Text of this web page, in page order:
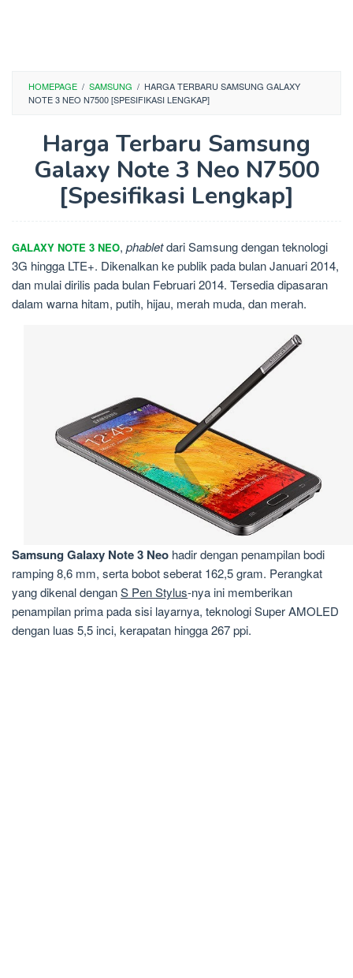
HOMEPAGE / SAMSUNG / HARGA TERBARU SAMSUNG GALAXY
NOTE 3 NEO N7500 [SPESIFIKASI LENGKAP]
Harga Terbaru Samsung
Galaxy Note 3 Neo N7500
[Spesifikasi Lengkap]
GALAXY NOTE 3 NEO, phabletdari Samsung dengan teknologi
3G hingga LTE+. Dikenalkan ke publik pada bulan Januari 2014,
dan mulai dirilis pada bulan Februari 2014. Tersedia dipasaran
dalam warna hitam, putih, hijau, merah muda, dan merah.
Samsung Galaxy Note 3 Neo hadir dengan penampilan bodi
ramping 8,6 mm, serta bobot seberat 162,5 gram. Perangkat
yang dikenal denganS Pen Stylus-nya ini memberikan
penampilan prima pada sisi layarnya, teknologi Super AMOLED
dengan luas 5,5 inci, kerapatan hingga 267 ppi.